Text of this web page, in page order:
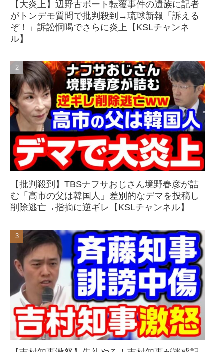
【大炎上】辺野古ボート転覆事件の遺族に記者
がトンデモ質問で批判殺到→琉球新報「訴える
ぞ！」訴訟恫喝でさらに炎上【KSLチャンネ
ル】
【批判殺到】TBSナフサおじさん境野春彦が詰
む「高市の父は韓国人」差別的なデマを投稿し
削除逃亡→指摘に逆ギレ【KSLチャンネル】